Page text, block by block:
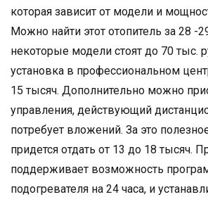
которая зависит от модели и
Можно найти этот отопитель за 28 -
некоторые модели стоят до 70 тыс.
установка в профессиональном
15 тысяч. Дополнительно можно
управления, действующий
потребует вложений. За это
придется отдать от 13 до 18 тысяч.
поддерживает возможность
подогревателя на 24 часа, и